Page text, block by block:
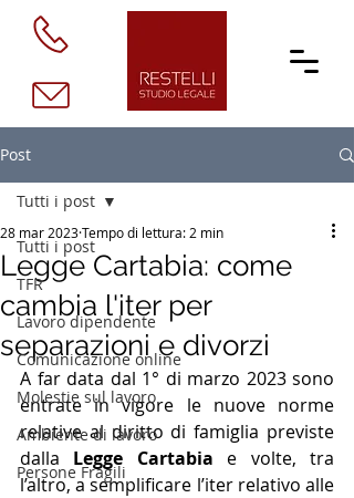
Post
Tutti i post
TFR
Lavoro dipendente
Comunicazione online
Molestie sul lavoro
Ambiente di lavoro
Persone Fragili
Tutti i post
Legge Cartabia: come
cambia l'iter per
separazioni e divorzi
28 mar 2023Tempo di lettura: 2 min
A far data dal 1° di marzo 2023 sono
entrate in vigore le nuove norme
relative al diritto di famiglia previste
dalla Legge Cartabia e volte, tra
l’altro, a semplificare l’iter relativo alle